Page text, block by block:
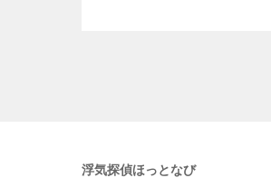
浮気探偵ほっとなび